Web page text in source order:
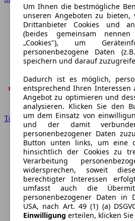
Toyota
Um Ihnen die bestmögliche
unseren Angeboten zu bieten,
Drittanbieter Cookies und
(beides gemeinsam
„Cookies"), um
personenbezogene Daten
speichern und darauf
Dadurch ist es möglich,
entsprechend Ihren Interessen
Angebot zu optimieren und
analysieren. Klicken Sie den
um dem Einsatz von
und der damit
personenbezogener Daten
Button unten links, um eine
hinsichtlich der Cookies zu
Verarbeitung
widersprechen, soweit
berechtigter Interessen
umfasst auch die
personenbezogener Daten in
USA, nach Art. 49 (1) (a)
Einwilligung erteilen, klicken